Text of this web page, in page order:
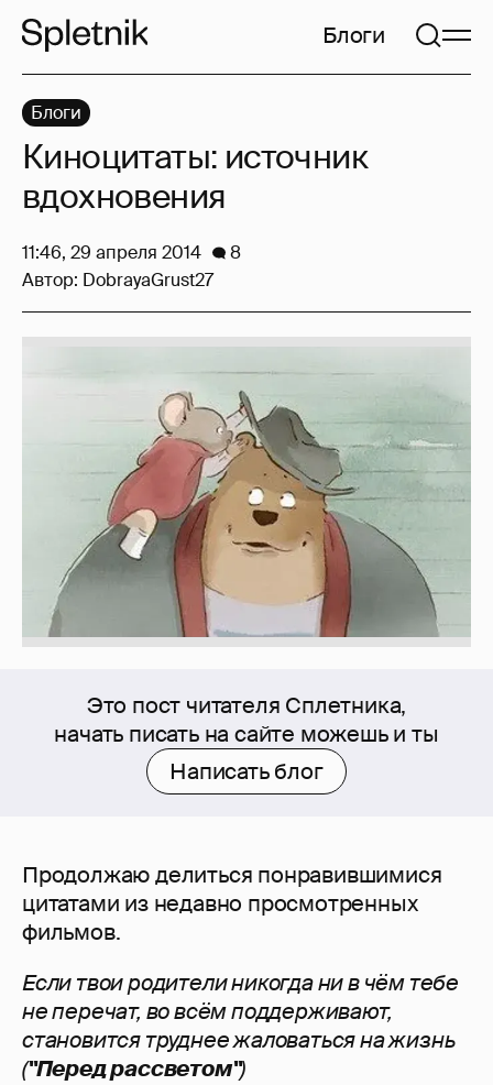
Блоги
Это пост читателя Сплетника,
начать писать на сайте можешь и ты
Написать блог
Продолжаю делиться понравившимися
цитатами из недавно просмотренных
фильмов.
Если твои родители никогда ни в чём тебе
не перечат, во всём поддерживают,
становится труднее жаловаться на жизнь
("Перед рассветом")
Блоги
Киноцитаты: источник
вдохновения
11:46, 29 апреля 2014
8
Автор: DobrayaGrust27